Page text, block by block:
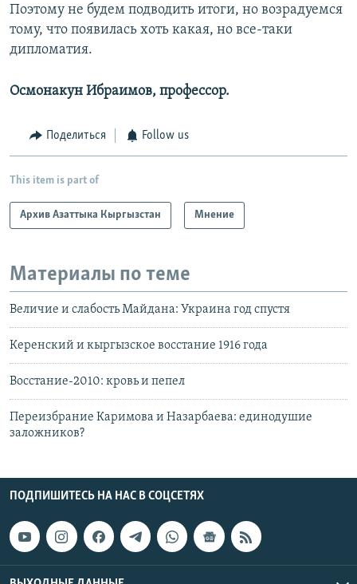
Поэтому не будем подводить итоги, но возрадуемся
тому, что появилась хоть какая, но все-таки
дипломатия.
Осмонакун Ибраимов, профессор.
Поделиться Follow us
This item is part of
Архив Азаттыка Кыргызстан Мнение
Материалы по теме
Величие и слабость Майдана: Украина год спустя
Керенский и кыргызское восстание 1916 года
Восстание-2010: кровь и пепел
Переизбрание Каримова и Назарбаева: единодушие
заложников?
ПОДПИШИТЕСЬ НА НАС В СОЦСЕТЯХ